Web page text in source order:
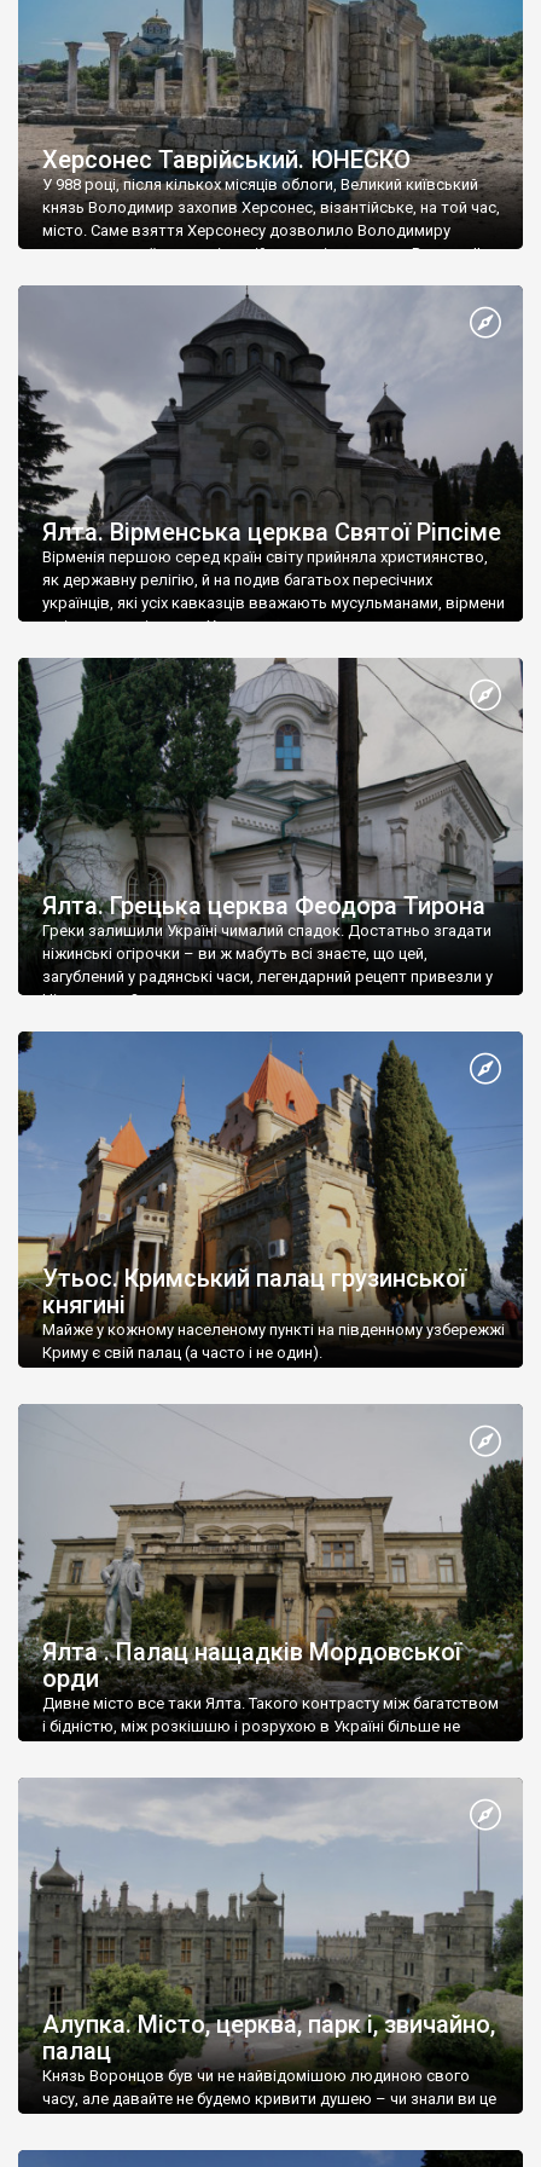
Херсонес Таврійський. ЮНЕСКО
У 988 році, після кількох місяців облоги, Великий київський
князь Володимир захопив Херсонес, візантійське, на той час,
місто. Саме взяття Херсонесу дозволило Володимиру
диктувати свої умови візантійському імператору Василю ІІ, та
Херсонесі Володимир-язичник, став Василем-християнином.
А потім було Хрещення Русі. На честь Херсонесу Таврійського
Ялта. Вірменська церква Святої Ріпсіме
Вірменія першою серед країн світу прийняла християнство,
як державну релігію, й на подив багатьох пересічних
українців, які усіх кавказців вважають мусульманами, вірмени
є відданими вірянами Христа
Ялта. Грецька церква Феодора Тирона
Греки залишили Україні чималий спадок. Достатньо згадати
ніжинські огірочки – ви ж мабуть всі знаєте, що цей,
загублений у радянські часи, легендарний рецепт привезли у
Ніжин греки?
Утьос. Кримський палац грузинської
княгині
Майже у кожному населеному пункті на південному узбережжі
Криму є свій палац (а часто і не один).
Ялта . Палац нащадків Мордовської
орди
Дивне місто все таки Ялта. Такого контрасту між багатством
і бідністю, між розкішшю і розрухою в Україні більше не
Алупка. Місто, церква, парк і, звичайно,
палац
Князь Воронцов був чи не найвідомішою людиною свого
часу, але давайте не будемо кривити душею – чи знали ви це